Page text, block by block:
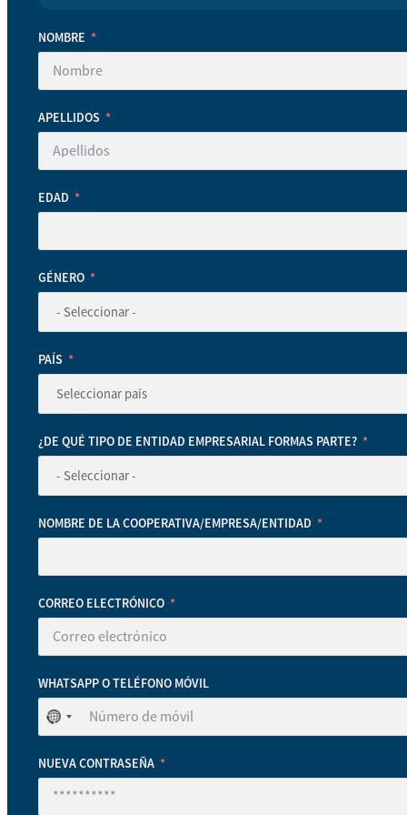
NOMBRE
APELLIDOS
EDAD
GÉNERO
PAÍS
¿DE QUÉ TIPO DE ENTIDAD EMPRESARIAL FORMAS PARTE?
NOMBRE DE LA COOPERATIVA/EMPRESA/ENTIDAD
CORREO ELECTRÓNICO
WHATSAPP O TELÉFONO MÓVIL
No
se
ha
seleccionado
ningún
NUEVA CONTRASEÑA